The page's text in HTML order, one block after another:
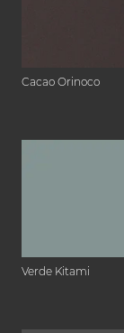
Cacao Orinoco
Verde Kitami